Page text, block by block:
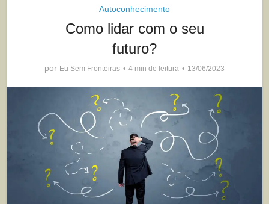
Autoconhecimento
Como lidar com o seu
futuro?
por Eu Sem Fronteiras 4 min de leitura 13/06/2023